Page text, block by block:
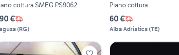
cottura SMEG PS9062
€
(RG)
Piano cottura
60 €
Alba Adriatica (TE)